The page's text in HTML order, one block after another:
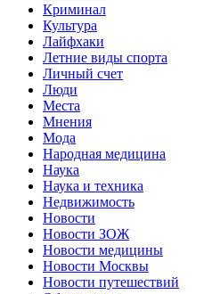
Криминал
Культура
Лайфхаки
Летние виды спорта
Личный счет
Люди
Места
Мнения
Мода
Народная медицина
Наука
Наука и техника
Недвижимость
Новости
Новости ЗОЖ
Новости медицины
Новости Москвы
Новости путешествий